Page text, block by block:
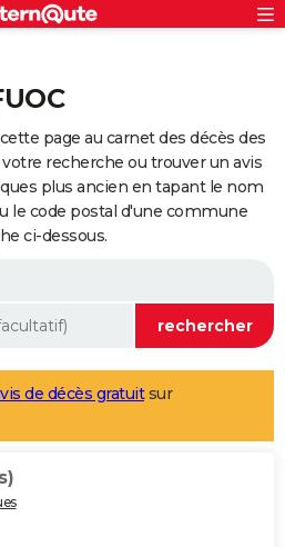
page au carnet des décès des
votre recherche ou trouver un avis
plus ancien en tapant le nom
le code postal d'une commune
ci-dessous.
de décès gratuitsur